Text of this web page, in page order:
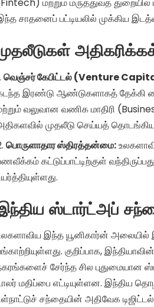
மற்றும் மருத்துவத்
சாதனைப் பட்டியலில் முக்கிய
வெஞ்சர் கேபிட்டல் (Venture
இரண்டு ஆண்டுகளாகத் தேக்கி
வலுவான வணிக மாதிரி
முதலீடு செய்யத்
பொருளாதார ஸ்திரத்தன்மை:
கட்டுப்பாட்டிற்குள்
ஸ்டார்ட்அப்
இந்த யூனிகார்ன் அலையில்
குறிப்பாக,
சேர்ந்த சில புதுமையான
மதிப்பை எட்டியுள்ளன. இந்திய
சந்தையின் அதிவேக